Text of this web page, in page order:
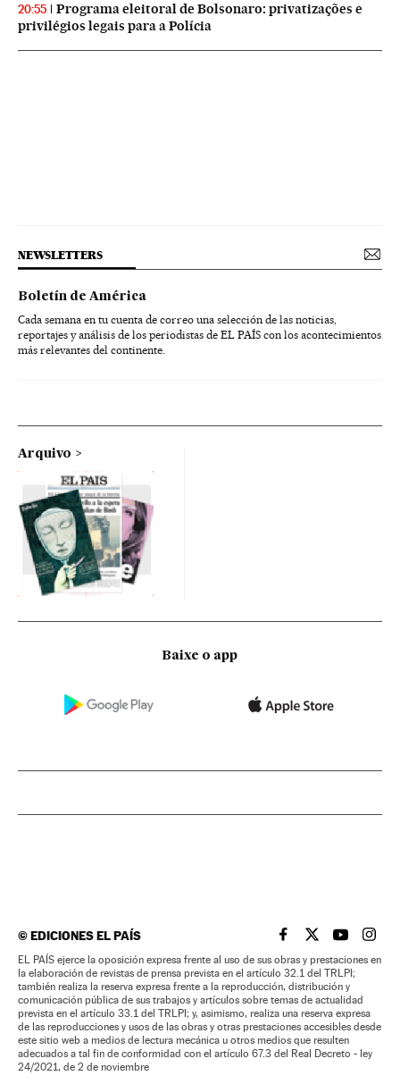
20:55
Programa eleitoral de Bolsonaro: privatizações e
privilégios legais para a Polícia
NEWSLETTERS
Boletín de América
Cada semana en tu cuenta de correo una selección de las noticias,
reportajes y análisis de los periodistas de EL PAÍS con los acontecimientos
más relevantes del continente.
Arquivo
Baixe o app
©EDICIONES EL PAÍS EL PAÍS BRASIL EN
EL PAÍSEL PAÍS
EL
EL PAÍS ejerce la oposición expresa frente al uso de sus obras y prestaciones en
la elaboración de revistas de prensa prevista en el artículo 32.1 del TRLPI;
también realiza la reserva expresa frente a la reproducción, distribución y
comunicación pública de sus trabajos y artículos sobre temas de actualidad
prevista en el artículo 33.1 del TRLPI; y, asimismo, realiza una reserva expresa
de las reproducciones y usos de las obras y otras prestaciones accesibles desde
este sitio web a medios de lectura mecánica u otros medios que resulten
adecuados a tal fin de conformidad con el artículo 67.3 del Real Decreto - ley
24/2021, de 2 de noviembre